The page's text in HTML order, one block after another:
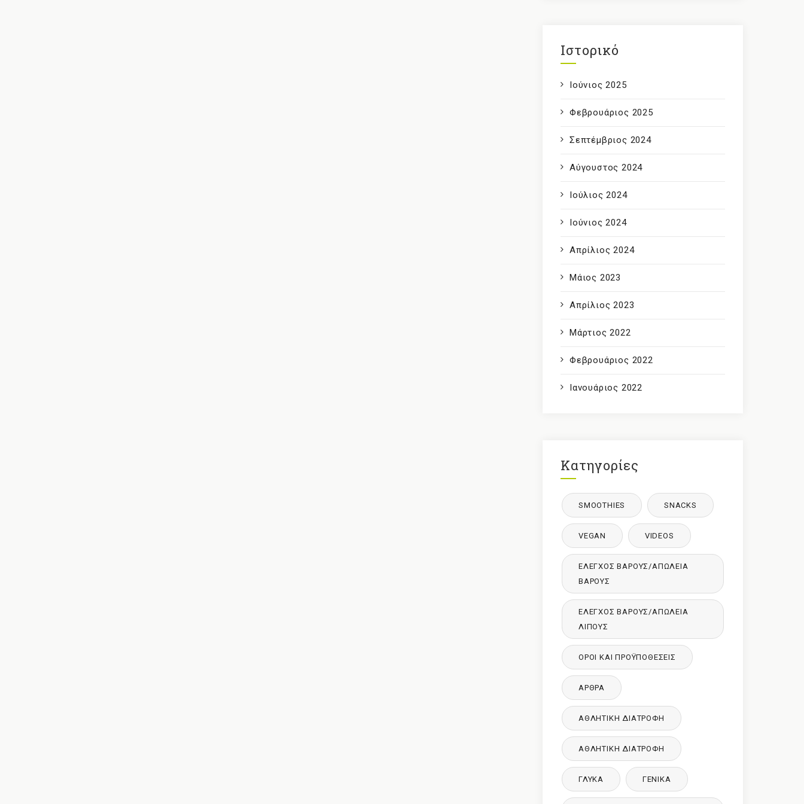
Ιστορικό
Ιούνιος 2025
Φεβρουάριος 2025
Σεπτέμβριος 2024
Αύγουστος 2024
Ιούλιος 2024
Ιούνιος 2024
Απρίλιος 2024
Μάιος 2023
Απρίλιος 2023
Μάρτιος 2022
Φεβρουάριος 2022
Ιανουάριος 2022
Κατηγορίες
SMOOTHIES SNACKS
VEGAN VIDEOS
ΈΛΕΓΧΟΣ ΒΆΡΟΥΣ/ΑΠΏΛΕΙΑ
ΒΆΡΟΥΣ
ΈΛΕΓΧΟΣ ΒΆΡΟΥΣ/ΑΠΏΛΕΙΑ
ΛΊΠΟΥΣ
ΌΡΟΙ ΚΑΙ ΠΡΟΫΠΟΘΈΣΕΙΣ
ΑΡΘΡΑ
ΑΘΛΗΤΙΚΉ ΔΙΑΤΡΟΦΉ
ΑΘΛΗΤΙΚΉ ΔΙΑΤΡΟΦΉ
ΓΛΥΚΑ ΓΕΝΙΚΆ